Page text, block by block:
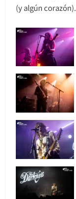
(y algún corazón).